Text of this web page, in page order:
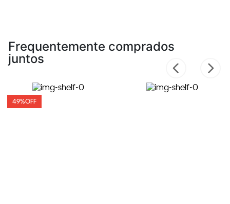
Frequentemente comprados
juntos
49%OFF